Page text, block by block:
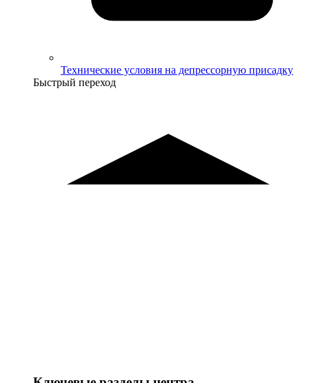
Технические условия на депрессорную присадку
Быстрый переход